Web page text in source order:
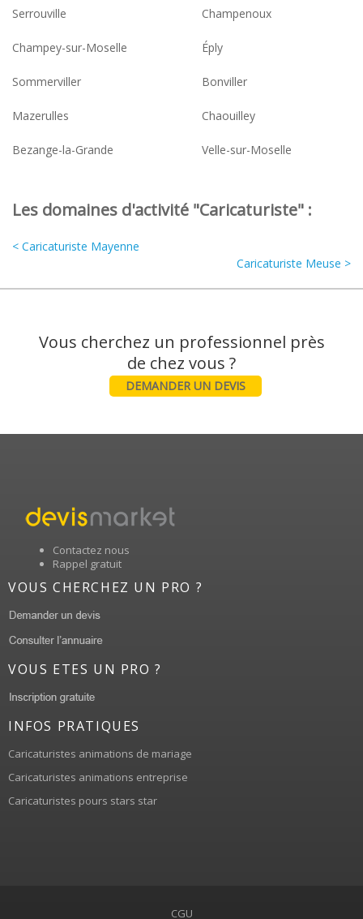
Serrouville Champenoux
Champey-sur-Moselle Éply
Sommerviller Bonviller
Mazerulles Chaouilley
Bezange-la-Grande Velle-sur-Moselle
Les domaines d'activité "Caricaturiste" :
< Caricaturiste Mayenne
Caricaturiste Meuse >
Vous cherchez un professionnel près
DEMANDER UN DEVIS
Contactez nous
Rappel gratuit
VOUS CHERCHEZ UN PRO ?
VOUS ETES UN PRO ?
INFOS PRATIQUES
Caricaturistes animations de mariage
Caricaturistes animations entreprise
Caricaturistes pours stars star
CGU